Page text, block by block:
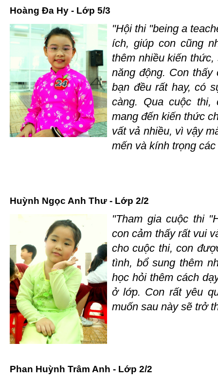
Hoàng Đa Hy - Lớp 5/3
"Hội thi "being a
ích, giúp con cũng
thêm nhiều kiến
năng động. Con
bạn đều rất hay, có
càng. Qua cuộc thi,
mang đến kiến thức
vất vả nhiều, vì vậy
mến và kính trọng
Huỳnh Ngọc Anh Thư - Lớp 2/2
"Tham gia cuộc thi
con cảm thấy rất vui
cho cuộc thi, con
tình, bổ sung thêm
học hỏi thêm cách
ở lớp. Con rất yêu
muốn sau này sẽ trở
Phan Huỳnh Trâm Anh - Lớp 2/2